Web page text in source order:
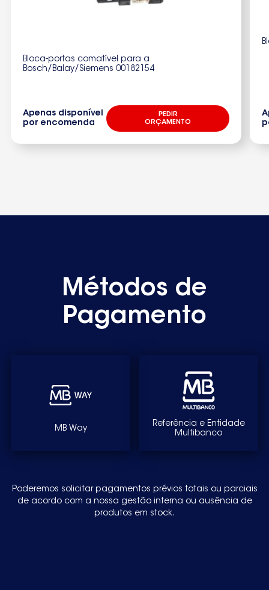
Bloca-portas comatível para a
Bosch/Balay/Siemens 00182154
Apenas disponível
por encomenda
PEDIR
ORÇAMENTO
Métodos de
Pagamento
MB Way
Referência e Entidade
Multibanco
Poderemos solicitar pagamentos prévios totais ou parciais
de acordo com a nossa gestão interna ou ausência de
produtos em stock.